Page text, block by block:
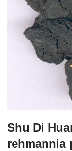
Shu Di
rehmannia